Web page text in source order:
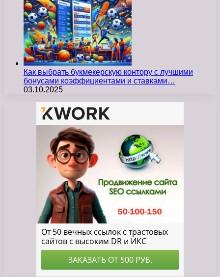
Как выбрать букмекерскую контору с лучшими
бонусами коэффициентами и ставками…
03.10.2025